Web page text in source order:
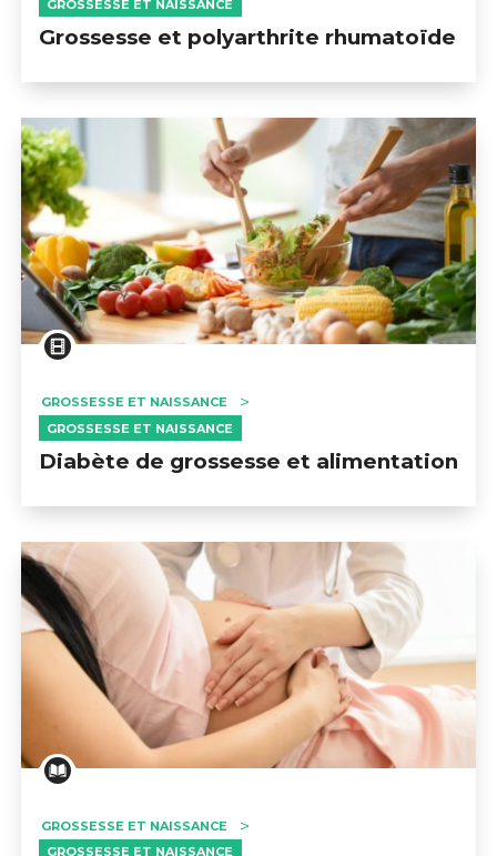
GROSSESSE ET NAISSANCE
Grossesse et polyarthrite rhumatoïde
GROSSESSE ET NAISSANCE
GROSSESSE ET NAISSANCE
Diabète de grossesse et alimentation
GROSSESSE ET NAISSANCE
GROSSESSE ET NAISSANCE